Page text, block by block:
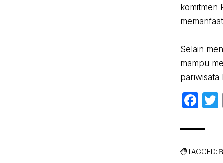
komitmen
‎Selain
mampu
TAGGED: